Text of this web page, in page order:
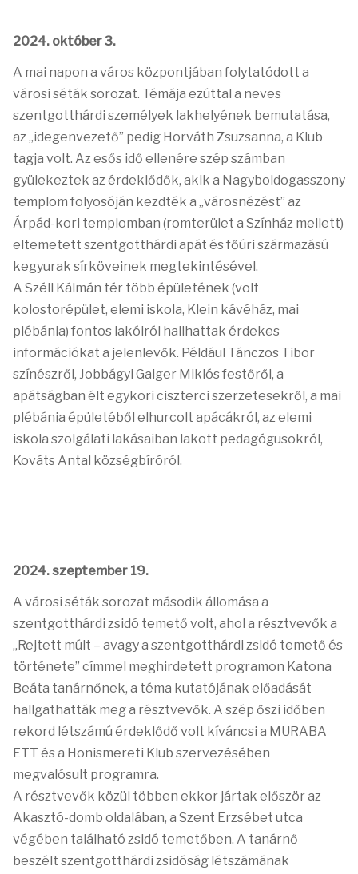
2024. október 3.
A mai napon a város központjában folytatódott a
városi séták sorozat. Témája ezúttal a neves
szentgotthárdi személyek lakhelyének bemutatása,
az „idegenvezető” pedig Horváth Zsuzsanna, a Klub
tagja volt. Az esős idő ellenére szép számban
gyülekeztek az érdeklődők, akik a Nagyboldogasszony
templom folyosóján kezdték a „városnézést” az
Árpád-kori templomban (romterület a Színház mellett)
eltemetett szentgotthárdi apát és főúri származású
kegyurak sírköveinek megtekintésével.
A Széll Kálmán tér több épületének (volt
kolostorépület, elemi iskola, Klein kávéház, mai
plébánia) fontos lakóiról hallhattak érdekes
információkat a jelenlevők. Például Tánczos Tibor
színészről, Jobbágyi Gaiger Miklós festőről, a
apátságban élt egykori ciszterci szerzetesekről, a mai
plébánia épületéből elhurcolt apácákról, az elemi
iskola szolgálati lakásaiban lakott pedagógusokról,
Kováts Antal községbíróról.
2024. szeptember 19.
A városi séták sorozat második állomása a
szentgotthárdi zsidó temető volt, ahol a résztvevők a
„Rejtett múlt – avagy a szentgotthárdi zsidó temető és
története” címmel meghirdetett programon Katona
Beáta tanárnőnek, a téma kutatójának előadását
hallgathatták meg a résztvevők. A szép őszi időben
rekord létszámú érdeklődő volt kíváncsi a MURABA
ETT és a Honismereti Klub szervezésében
megvalósult programra.
A résztvevők közül többen ekkor jártak először az
Akasztó-domb oldalában, a Szent Erzsébet utca
végében található zsidó temetőben. A tanárnő
beszélt szentgotthárdi zsidóság létszámának